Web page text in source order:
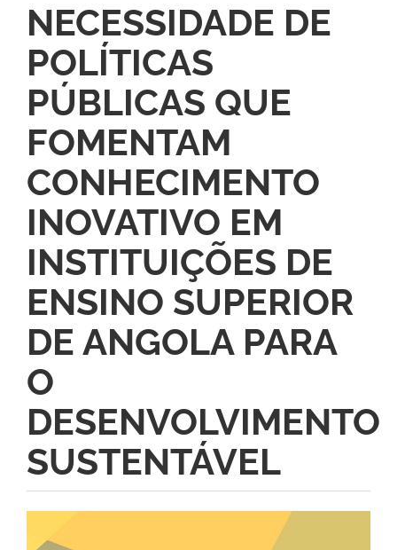
NECESSIDADE DE
POLÍTICAS
PÚBLICAS QUE
FOMENTAM
CONHECIMENTO
INOVATIVO EM
INSTITUIÇÕES DE
ENSINO SUPERIOR
DE ANGOLA PARA
O
DESENVOLVIMENTO
SUSTENTÁVEL